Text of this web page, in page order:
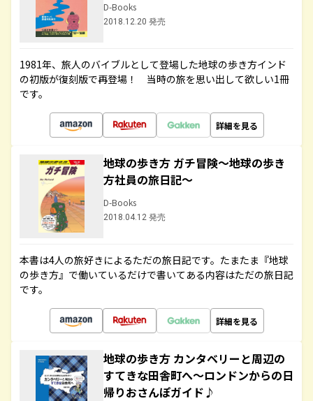
D-Books
2018.12.20 発売
1981年、旅人のバイブルとして登場した地球の歩き方インド
の初版が復刻版で再登場！ 当時の旅を思い出して欲しい1冊
です。
詳細を見る
地球の歩き方 ガチ冒険～地球の歩き
方社員の旅日記～
D-Books
2018.04.12 発売
本書は4人の旅好きによるただの旅日記です。たまたま『地球
の歩き方』で働いているだけで書いてある内容はただの旅日記
です。
詳細を見る
地球の歩き方 カンタベリーと周辺の
すてきな田舎町へ～ロンドンからの日
帰りおさんぽガイド♪